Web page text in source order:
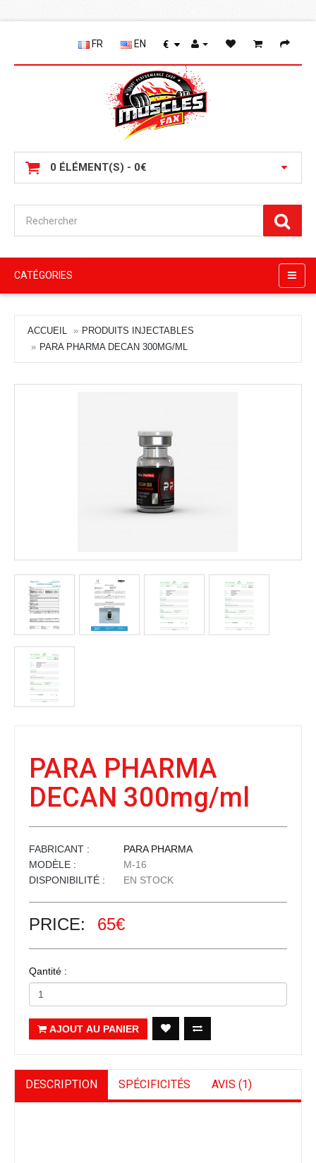
FR EN €
0 ÉLÉMENT(S) - 0€
CATÉGORIES
ACCUEIL
PRODUITS INJECTABLES
PARA PHARMA DECAN 300MG/ML
PARA PHARMA
DECAN 300mg/ml
FABRICANT :
PARA PHARMA
MODÈLE :
M-16
DISPONIBILITÉ :
EN STOCK
PRICE: 65€
Qantité :
AJOUT AU PANIER
DESCRIPTION SPÉCIFICITÉS AVIS (1)